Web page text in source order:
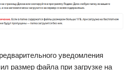
уведомления
размер файла при загрузке на